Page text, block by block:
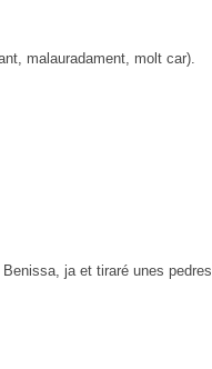
malauradament, molt car).
ja et tiraré unes